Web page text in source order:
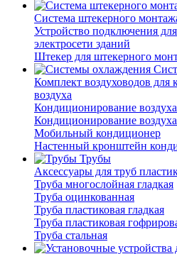
Система штекерного
Устройство подключения
электросети зданий
Штекер для штекерного
Комплект воздуховодов для
воздуха
Кондиционирование
Кондиционирование
Мобильный кондиционер
Настенный кронштейн
Трубы
Аксессуары для труб
Труба многослойная гладкая
Труба оцинкованная
Труба пластиковая гладкая
Труба пластиковая
Труба стальная